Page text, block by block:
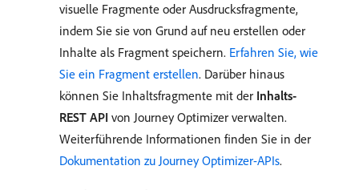
visuelle Fragmente oder Ausdrucksfragmente,
indem Sie sie von Grund auf neu erstellen oder
Inhalte als Fragment speichern. Erfahren Sie, wie
Sie ein Fragment erstellen. Darüber hinaus
können Sie Inhaltsfragmente mit der Inhalts-
REST API von Journey Optimizer verwalten.
Weiterführende Informationen finden Sie in der
Dokumentation zu Journey Optimizer-APIs.